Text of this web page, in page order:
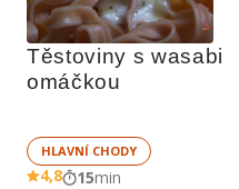
Těstoviny s wasabi
omáčkou
HLAVNÍ CHODY
4,8 15min